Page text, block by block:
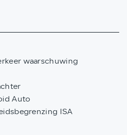
waarschuwing
Auto
ISA